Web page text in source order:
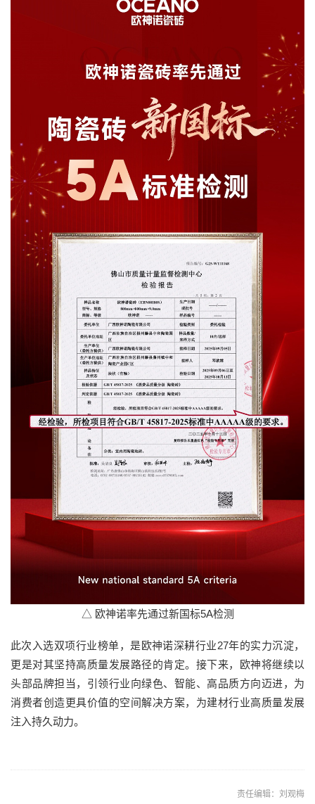
△ 欧神诺率先通过新国标5A检测
此次入选双项行业榜单，是欧神诺深耕行业27年的实力沉淀，
更是对其坚持高质量发展路径的肯定。接下来，欧神将继续以
头部品牌担当，引领行业向绿色、智能、高品质方向迈进，为
消费者创造更具价值的空间解决方案，为建材行业高质量发展
注入持久动力。
责任编辑：刘观梅